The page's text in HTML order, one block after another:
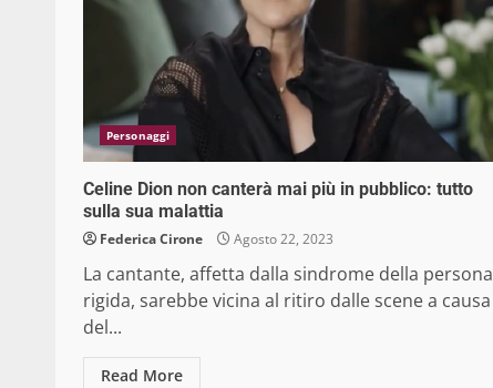
Personaggi
Celine Dion non canterà mai più in pubblico: tutto
sulla sua malattia
Federica Cirone Agosto 22, 2023
La cantante, affetta dalla sindrome della persona
rigida, sarebbe vicina al ritiro dalle scene a causa
del...
Read More